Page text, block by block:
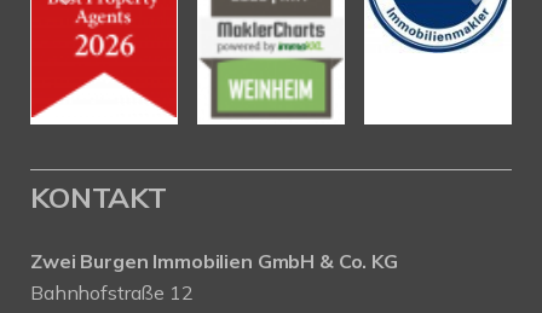
KONTAKT
Zwei Burgen Immobilien GmbH & Co. KG
Bahnhofstraße 12